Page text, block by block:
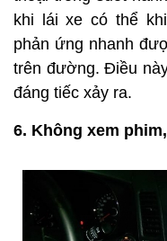
khi lái xe có thể
phản ứng nhanh
trên đường. Điều
đáng tiếc xảy ra.
6. Không xem